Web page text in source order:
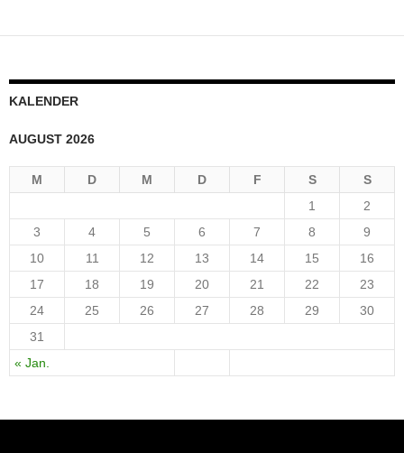
KALENDER
AUGUST 2026
M D M D F S S
« Jan.
1
2
3
4 5 6 7 8
9
10
11 12 13 14 15
16
17
18 19 20 21 22
23
24
25 26 27 28 29
30
31